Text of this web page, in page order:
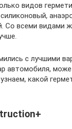
видов
Со всеми видами
с лучшими
автомобиля,
какой